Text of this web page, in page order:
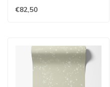
29029
€82,50